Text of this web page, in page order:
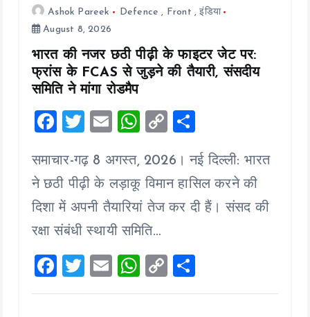
Ashok Pareek Defence , Front ,इंडिया
August 8, 2026
भारत की नजर छठी पीढ़ी के फाइटर जेट पर:
फ्रांस के FCAS से जुड़ने की तैयारी, संसदीय
समिति ने मांगा रोडमैप
F
ce
b
o
o
k
T
tt
er
E
ai
l
W
at
s
A
p
p
C
p
y
Li
k
a
re
समाचार-गढ़ 8 अगस्त, 2026। नई दिल्ली: भारत
ने छठी पीढ़ी के लड़ाकू विमान हासिल करने की
दिशा में अपनी तैयारियां तेज कर दी हैं। संसद की
रक्षा संबंधी स्थायी समिति…
F
a
T
wi
E
m
W
h
C
o
h